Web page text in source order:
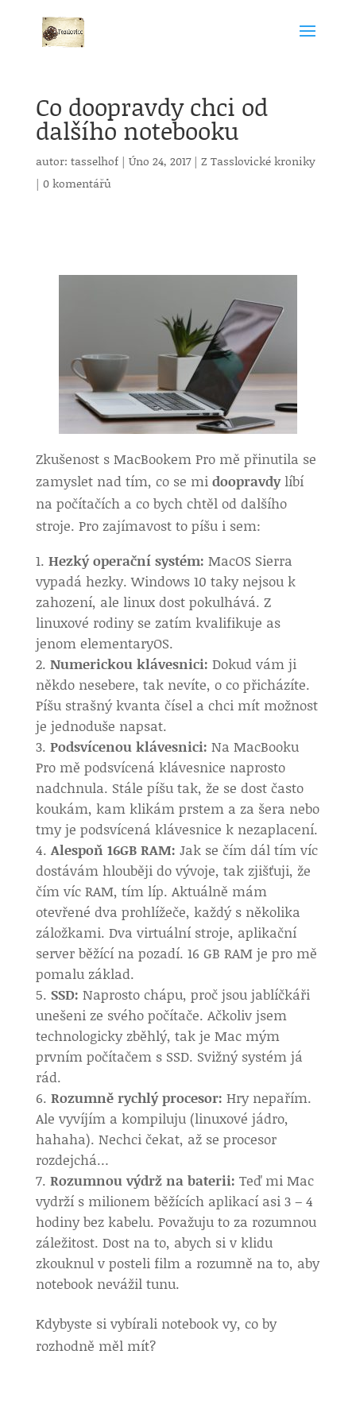
Co doopravdy chci od
dalšího notebooku
autor: tasselhof| Úno 24, 2017| Z Tasslovické kroniky
| 0 komentářů
Zkušenost s MacBookem Pro mě přinutila se
zamyslet nad tím, co se mi doopravdylíbí
na počítačích a co bych chtěl od dalšího
stroje. Pro zajímavost to píšu i sem:
Hezký operační systém: MacOS Sierra
vypadá hezky. Windows 10 taky nejsou k
zahození, ale linux dost pokulhává. Z
linuxové rodiny se zatím kvalifikuje as
jenom elementaryOS.
Numerickou klávesnici: Dokud vám ji
někdo nesebere, tak nevíte, o co přicházíte.
Píšu strašný kvanta čísel a chci mít možnost
je jednoduše napsat.
Podsvícenou klávesnici: Na MacBooku
Pro mě podsvícená klávesnice naprosto
nadchnula. Stále píšu tak, že se dost často
koukám, kam klikám prstem a za šera nebo
tmy je podsvícená klávesnice k nezaplacení.
Alespoň 16GB RAM: Jak se čím dál tím víc
dostávám hlouběji do vývoje, tak zjišťuji, že
čím víc RAM, tím líp. Aktuálně mám
otevřené dva prohlížeče, každý s několika
záložkami. Dva virtuální stroje, aplikační
server běžící na pozadí. 16 GB RAM je pro mě
pomalu základ.
SSD: Naprosto chápu, proč jsou jablíčkáři
unešeni ze svého počítače. Ačkoliv jsem
technologicky zběhlý, tak je Mac mým
prvním počítačem s SSD. Svižný systém já
rád.
Rozumně rychlý procesor: Hry nepařím.
Ale vyvíjím a kompiluju (linuxové jádro,
hahaha). Nechci čekat, až se procesor
rozdejchá…
Rozumnou výdrž na baterii: Teď mi Mac
vydrží s milionem běžících aplikací asi 3 – 4
hodiny bez kabelu. Považuju to za rozumnou
záležitost. Dost na to, abych si v klidu
zkouknul v posteli film a rozumně na to, aby
notebook nevážil tunu.
Kdybyste si vybírali notebook vy, co by
rozhodně měl mít?